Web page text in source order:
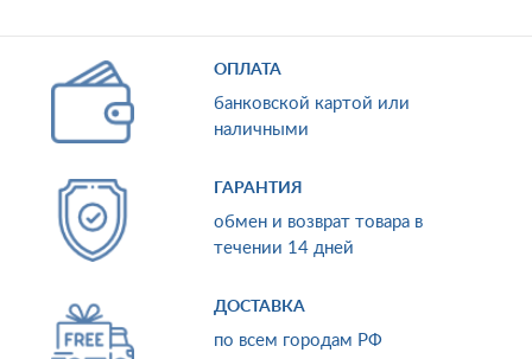
ОПЛАТА
банковской картой или
наличными
ГАРАНТИЯ
обмен и возврат товара в
течении 14 дней
ДОСТАВКА
по всем городам РФ